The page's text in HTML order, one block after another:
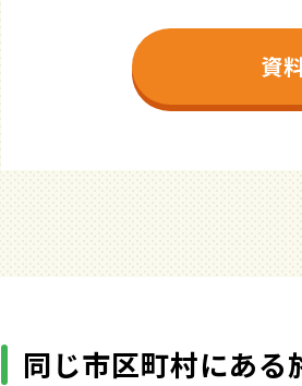
資
同じ市区町村にある